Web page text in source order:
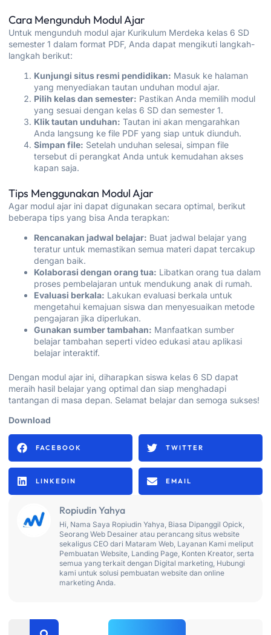
Cara Mengunduh Modul Ajar
Untuk mengunduh modul ajar Kurikulum Merdeka kelas 6 SD
semester 1 dalam format PDF, Anda dapat mengikuti langkah-
langkah berikut:
Kunjungi situs resmi pendidikan: Masuk ke halaman
yang menyediakan tautan unduhan modul ajar.
Pilih kelas dan semester: Pastikan Anda memilih modul
yang sesuai dengan kelas 6 SD dan semester 1.
Klik tautan unduhan: Tautan ini akan mengarahkan
Anda langsung ke file PDF yang siap untuk diunduh.
Simpan file: Setelah unduhan selesai, simpan file
tersebut di perangkat Anda untuk kemudahan akses
kapan saja.
Tips Menggunakan Modul Ajar
Agar modul ajar ini dapat digunakan secara optimal, berikut
beberapa tips yang bisa Anda terapkan:
Rencanakan jadwal belajar: Buat jadwal belajar yang
teratur untuk memastikan semua materi dapat tercakup
dengan baik.
Kolaborasi dengan orang tua: Libatkan orang tua dalam
proses pembelajaran untuk mendukung anak di rumah.
Evaluasi berkala: Lakukan evaluasi berkala untuk
mengetahui kemajuan siswa dan menyesuaikan metode
pengajaran jika diperlukan.
Gunakan sumber tambahan: Manfaatkan sumber
belajar tambahan seperti video edukasi atau aplikasi
belajar interaktif.
Dengan modul ajar ini, diharapkan siswa kelas 6 SD dapat
meraih hasil belajar yang optimal dan siap menghadapi
tantangan di masa depan. Selamat belajar dan semoga sukses!
Download
FACEBOOK TWITTER
LINKEDIN EMAIL
Ropiudin Yahya
Hi, Nama Saya Ropiudin Yahya, Biasa Dipanggil Opick,
Seorang Web Desainer atau perancang situs website
sekaligus CEO dari Mataram Web, Layanan Kami meliput
Pembuatan Website, Landing Page, Konten Kreator, serta
semua yang terkait dengan Digital marketing, Hubungi
kami untuk solusi pembuatan website dan online
marketing Anda.